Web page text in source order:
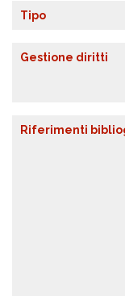
Tipo
Gestione diritti
Riferimenti